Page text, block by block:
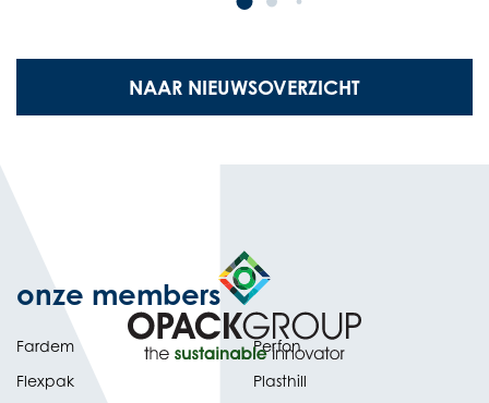
NAAR NIEUWSOVERZICHT
onze members
Fardem
Flexpak
Perfon
Plasthill